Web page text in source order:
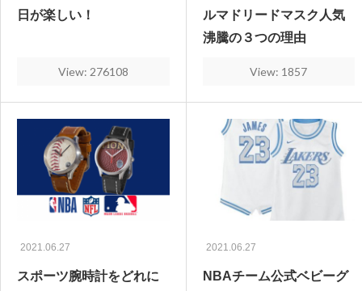
日が楽しい！
View: 276108
ルマドリードマスク人気
沸騰の３つの理由
View: 1857
2021.06.27
スポーツ腕時計をどれに
2021.06.27
NBAチーム公式ベビーグ